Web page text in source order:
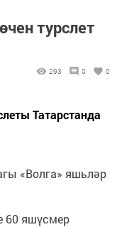
турслет
293 0 0
Татарстанда
«Волга» яшьләр
60 яшүсмер